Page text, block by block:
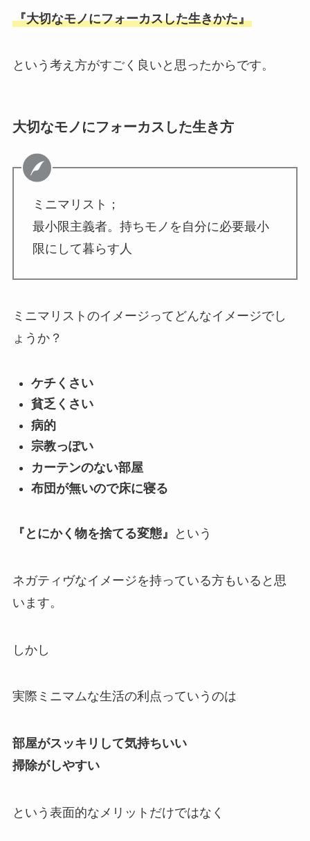
『大切なモノにフォーカスした生きかた』
という考え方がすごく良いと思ったからです。
大切なモノにフォーカスした生き方
ミニマリスト；
最小限主義者。持ちモノを自分に必要最小
限にして暮らす人
ミニマリストのイメージってどんなイメージでし
ょうか？
ケチくさい
貧乏くさい
病的
宗教っぽい
カーテンのない部屋
布団が無いので床に寝る
『とにかく物を捨てる変態』 という
ネガティヴなイメージを持っている方もいると思
います。
しかし
実際ミニマムな生活の利点っていうのは
部屋がスッキリして気持ちいい
掃除がしやすい
という表面的なメリットだけではなく